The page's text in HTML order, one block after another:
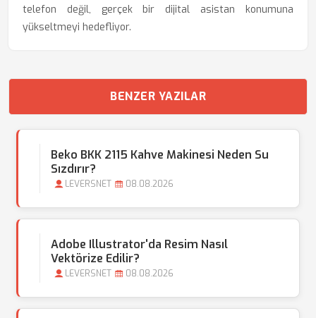
telefon değil, gerçek bir dijital asistan konumuna
yükseltmeyi hedefliyor.
BENZER YAZILAR
Beko BKK 2115 Kahve Makinesi Neden Su
Sızdırır?
LEVERSNET 08.08.2026
Adobe Illustrator'da Resim Nasıl
Vektörize Edilir?
LEVERSNET 08.08.2026